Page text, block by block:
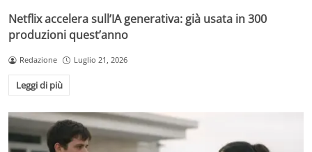
Netflix accelera sull’IA generativa: già usata in 300
produzioni quest’anno
Redazione Luglio 21, 2026
Leggi di più